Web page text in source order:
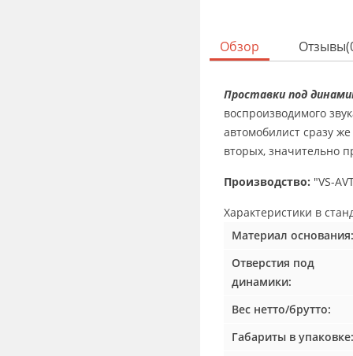
Обзор
Проставки под
воспроизводимого
автомобилист сразу
вторых, значительно
Производство: "VS-
Характеристики в
Материал основания:
Отверстия под
динамики:
Вес нетто/брутто:
Габариты в упаковке: